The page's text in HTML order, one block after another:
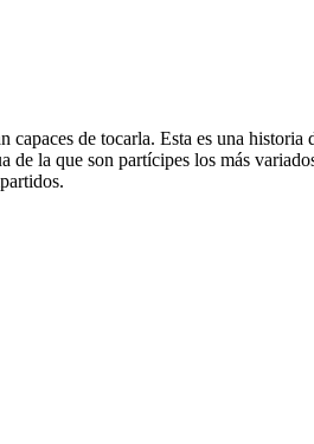
de tocarla. Esta es una historia
de la que son partícipes los más